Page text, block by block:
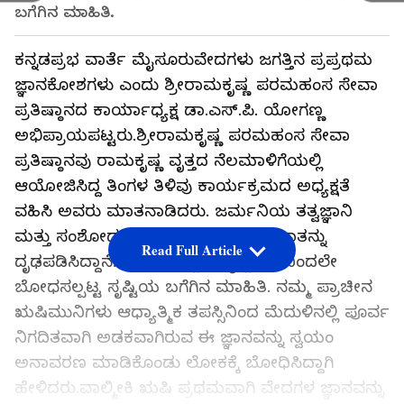
ಬಗೆಗಿನ ಮಾಹಿತಿ.
ಕನ್ನಡಪ್ರಭ ವಾರ್ತೆ ಮೈಸೂರುವೇದಗಳು ಜಗತ್ತಿನ ಪ್ರಪ್ರಥಮ
ಜ್ಞಾನಕೋಶಗಳು ಎಂದು ಶ್ರೀರಾಮಕೃಷ್ಣ ಪರಮಹಂಸ ಸೇವಾ
ಪ್ರತಿಷ್ಠಾನದ ಕಾರ್ಯಾಧ್ಯಕ್ಷ ಡಾ.ಎಸ್.ಪಿ. ಯೋಗಣ್ಣ
ಅಭಿಪ್ರಾಯಪಟ್ಟರು.ಶ್ರೀರಾಮಕೃಷ್ಣ ಪರಮಹಂಸ ಸೇವಾ
ಪ್ರತಿಷ್ಠಾನವು ರಾಮಕೃಷ್ಣ ವೃತ್ತದ ನೆಲಮಾಳಿಗೆಯಲ್ಲಿ
ಆಯೋಜಿಸಿದ್ದ ತಿಂಗಳ ತಿಳಿವು ಕಾರ್ಯಕ್ರಮದ ಅಧ್ಯಕ್ಷತೆ
ವಹಿಸಿ ಅವರು ಮಾತನಾಡಿದರು. ಜರ್ಮನಿಯ ತತ್ವಜ್ಞಾನಿ
ಮತ್ತು ಸಂಶೋಧಕ ಮ್ಯಾಕ್ಸ್‌ ‌ಮುಲ್ಲರ್ ಈ ಮಾತನ್ನು
ದೃಢಪಡಿಸಿದ್ದಾನೆ. ವೇದಗಳು ಸ್ವತಃ ಸೃಷ್ಟಿಕರ್ತನಿಂದಲೇ
ಬೋಧಸಲ್ಪಟ್ಟ ಸೃಷ್ಟಿಯ ಬಗೆಗಿನ ಮಾಹಿತಿ. ನಮ್ಮ ಪ್ರಾಚೀನ
ಋಷಿಮುನಿಗಳು ಆಧ್ಯಾತ್ಮಿಕ ತಪಸ್ಸಿನಿಂದ ಮೆದುಳಿನಲ್ಲಿ ಪೂರ್ವ
ನಿಗದಿತವಾಗಿ ಅಡಕವಾಗಿರುವ ಈ ಜ್ಞಾನವನ್ನು ಸ್ವಯಂ
ಅನಾವರಣ ಮಾಡಿಕೊಂಡು ಲೋಕಕ್ಕೆ ಬೋಧಿಸಿದ್ದಾಗಿ
ಹೇಳಿದರು.ವಾಲ್ಮೀಕಿ ಋಷಿ ಪ್ರಥಮವಾಗಿ ವೇದಗಳ ಜ್ಞಾನವನ್ನು
Read Full Article